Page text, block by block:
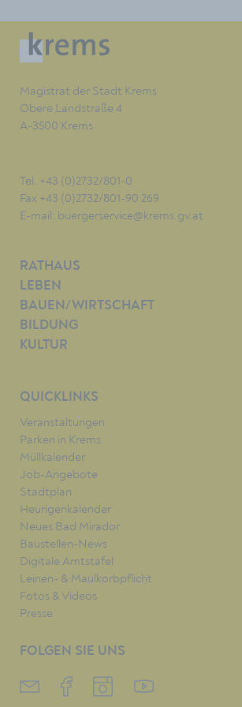
Magistrat der Stadt Krems
Obere Landstraße 4
A-3500 Krems
Tel. +43 (0)2732/801-0
Fax +43 (0)2732/801-90 269
E-mail: buergerservice@krems.gv.at
RATHAUS
LEBEN
BAUEN/WIRTSCHAFT
BILDUNG
KULTUR
QUICKLINKS
Veranstaltungen
Parken in Krems
Müllkalender
Job-Angebote
Stadtplan
Heurigenkalender
Neues Bad Mirador
Baustellen-News
Digitale Amtstafel
Leinen- & Maulkorbpflicht
Fotos & Videos
Presse
FOLGEN SIE UNS